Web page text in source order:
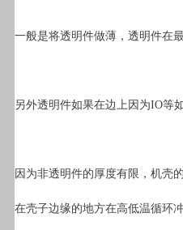
一般是将透明件做薄，透明件在
另外透明件如果在边上因为IO等
因为非透明件的厚度有限，机壳
在壳子边缘的地方在高低温循环